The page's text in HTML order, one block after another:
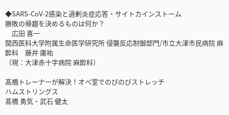
◆SARS-CoV-2感染と過剰炎症応答・サイトカインストーム
勝敗の帰趨を決めるものは何か？
広田 喜一
関西医科大学附属生命医学研究所 侵襲反応制御部門/市立大津市民病院 麻
酔科 藤井 庸祐
（現：大津赤十字病院 麻酔科）
髙橋トレーナーが解決！オペ室でのびのびストレッチ
ハムストリングス
髙橋 勇気・武石 健太